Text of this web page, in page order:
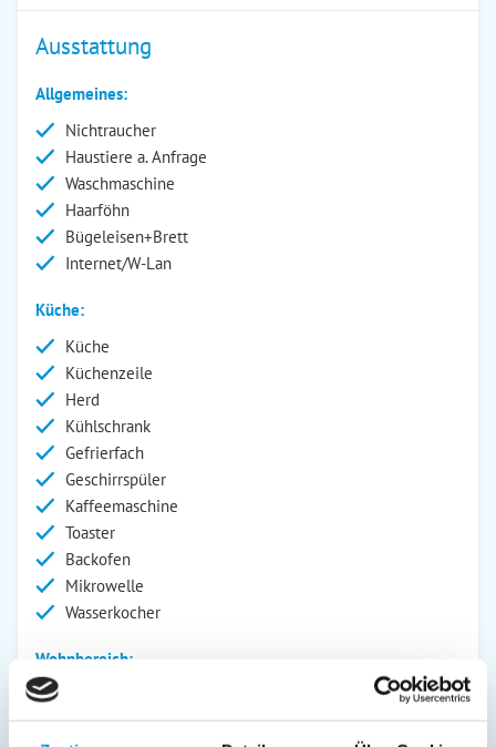
Ausstattung
Allgemeines:
Nichtraucher
Haustiere a. Anfrage
Waschmaschine
Haarföhn
Bügeleisen+Brett
Internet/W-Lan
Küche:
Küche
Küchenzeile
Herd
Kühlschrank
Gefrierfach
Geschirrspüler
Kaffeemaschine
Toaster
Backofen
Mikrowelle
Wasserkocher
Wohnbereich:
DVD-Player